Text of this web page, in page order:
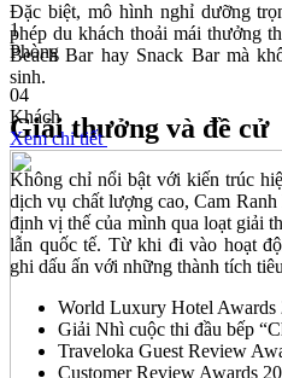
Đặc biệt, mô hình nghỉ dưỡng
phép du khách thoải mái thưởng
Beach Bar hay Snack Bar mà
sinh.
Giải thưởng và đề cử
Không chỉ nổi bật với kiến trúc
dịch vụ chất lượng cao, Cam
định vị thế của mình qua loạt giải
lẫn quốc tế. Từ khi đi vào hoạt
ghi dấu ấn với những thành tích
World Luxury Hotel Awards
Giải Nhì cuộc thi đầu bếp
Traveloka Guest Review
Customer Review Awards
1
Phòng
04
Khách
Xem chi tiết